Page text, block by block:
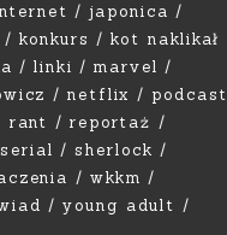
japonica
konkurs
kot naklikał
linki
marvel
netflix
podcast
rant
reportaż
serial
sherlock
wkkm
young adult